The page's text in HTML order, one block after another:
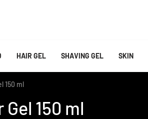
HAIR GEL SHAVING GEL SKIN
150 ml
150 ml